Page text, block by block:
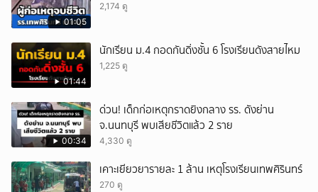
01:05
2,174 ดู
01:44
นักเรียน ม.4 กอดกันดิ่งชั้น 6 โรงเรียนดังสายไหม
1,225 ดู
00:34
ด่วน! เด็กก่อเหตุกราดยิงกลาง รร. ดังย่าน
จ.นนทบุรี พบเสียชีวิตแล้ว 2 ราย
4,330 ดู
เคาะเยียวยารายละ 1 ล้าน เหตุโรงเรียนเทพศิรินทร์
270 ดู